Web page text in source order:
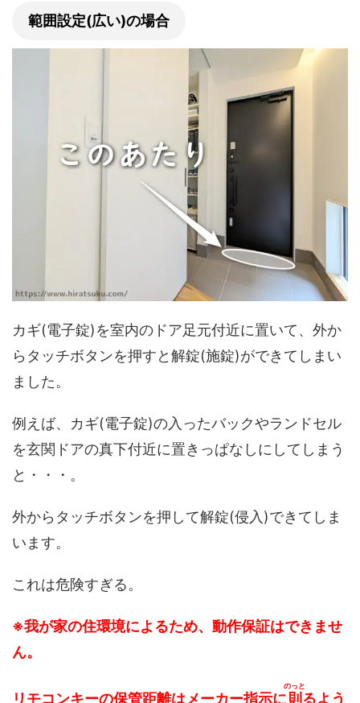
範囲設定(広い)の場合
カギ(電子錠)を室内のドア足元付近に置いて、外か
らタッチボタンを押すと解錠(施錠)ができてしまい
ました。
例えば、カギ(電子錠)の入ったバックやランドセル
を玄関ドアの真下付近に置きっぱなしにしてしまう
と・・・。
外からタッチボタンを押して解錠(侵入)できてしま
います。
これは危険すぎる。
※我が家の住環境によるため、動作保証はできませ
ん。
リモコンキーの保管距離はメーカー指示に則
のっと
るよう